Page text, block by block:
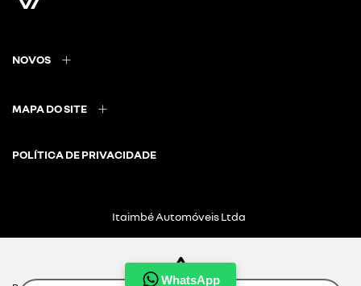
WhatsApp
NOVOS
MAPA DO SITE
POLÍTICA DE PRIVACIDADE
Itaimbé Automóveis Ltda